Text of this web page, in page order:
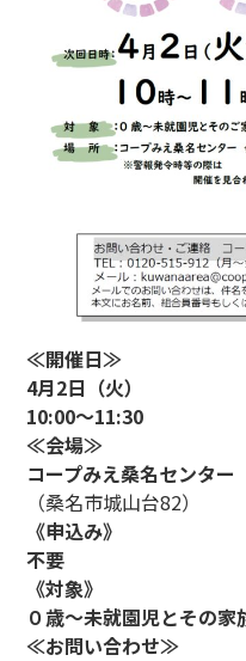
≪開催日≫
4月2日（火）
10:00～11:30
≪会場≫
コープみえ桑名センタ
（桑名市城山台82）
《申込み》
不要
《対象》
０歳～未就園児とその家
≪お問い合わせ≫